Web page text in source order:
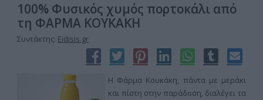
100% Φυσικός χυμός πορτοκάλι από
τη ΦΑΡΜΑ ΚΟΥΚΑΚΗ
Συντάκτης: Eidisis.gr
Η Φάρμα Κουκάκη, πάντα με μεράκι
και πίστη στην παράδοση, διαλέγει τα